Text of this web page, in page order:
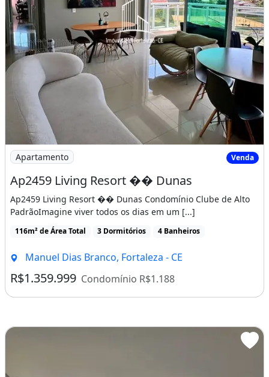
Apartamento Venda
Ap2459 Living Resort �� Dunas
Ap2459 Living Resort �� Dunas Condomínio Clube de Alto
PadrãoImagine viver todos os dias em um [...]
116m² de Área Total 3 Dormitórios 4 Banheiros
Manuel Dias Branco, Fortaleza - CE
R$1.359.999 Condomínio R$1.188